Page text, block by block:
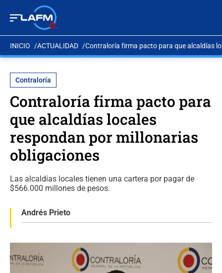
INICIO ACTUALIDAD Contraloría firma pacto para que alcaldías
Contraloría
Contraloría firma pacto para
que alcaldías locales
respondan por millonarias
obligaciones
Las alcaldías locales tienen una cartera por pagar de
$566.000 millones de pesos.
Andrés Prieto